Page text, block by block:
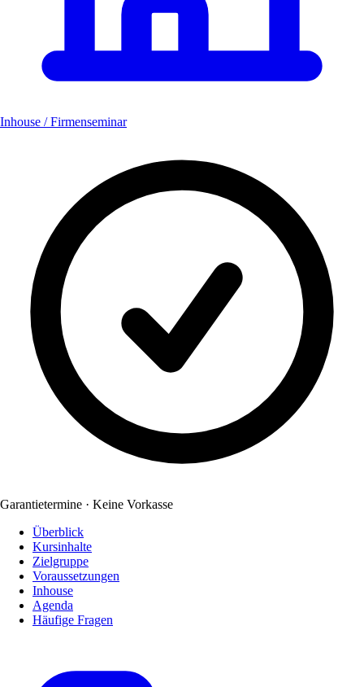
Inhouse / Firmenseminar
Garantietermine · Keine Vorkasse
Überblick
Kursinhalte
Zielgruppe
Voraussetzungen
Inhouse
Agenda
Häufige Fragen